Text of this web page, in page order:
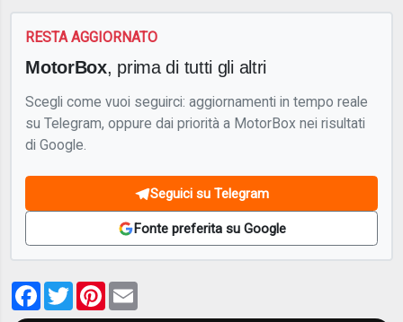
RESTA AGGIORNATO
MotorBox, prima di tutti gli altri
Scegli come vuoi seguirci: aggiornamenti in tempo reale
su Telegram, oppure dai priorità a MotorBox nei risultati
di Google.
Seguici su Telegram
Fonte preferita su Google
Facebook
TwitterPinterest